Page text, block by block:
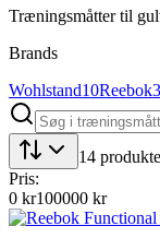
Træningsmåtter til
Brands
Wohlstand10Reebok3
14
Pris:
0 kr100000 kr